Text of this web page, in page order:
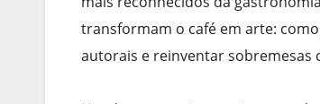
transformam o café em arte:
autorais e reinventar sobremesas